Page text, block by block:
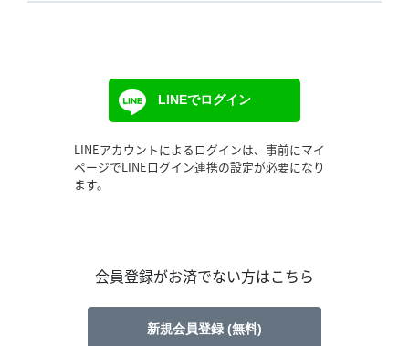
LINEでログイン
LINEアカウントによるログインは、事前にマイ
ページでLINEログイン連携の設定が必要になり
ます。
会員登録がお済でない方はこちら
新規会員登録 (無料)